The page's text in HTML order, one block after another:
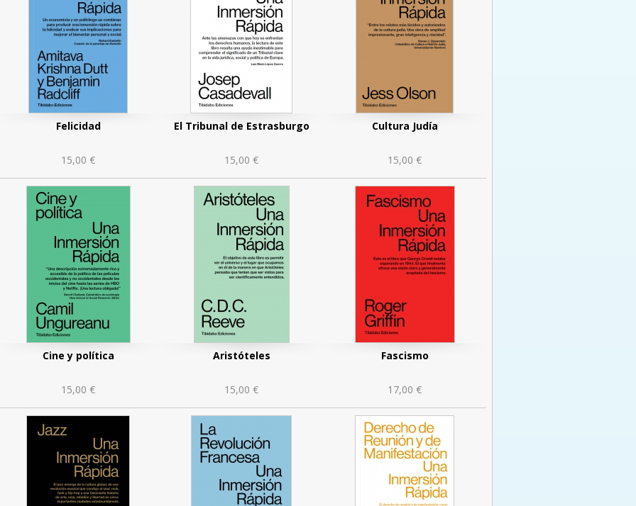
Felicidad
15,00 €
El Tribunal de Estrasburgo
15,00 €
Cultura Judía
15,00 €
Cine y política
15,00 €
Aristóteles
15,00 €
Fascismo
17,00 €